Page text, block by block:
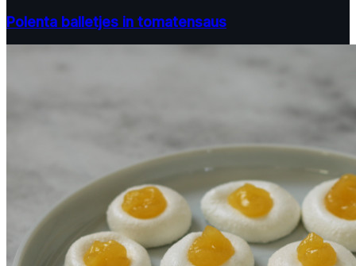
Polenta balletjes in tomatensaus